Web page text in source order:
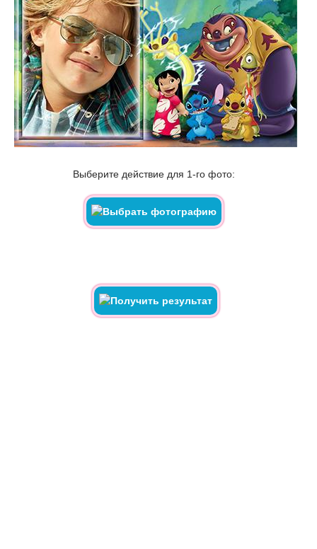
Выберите действие для 1-го фото: